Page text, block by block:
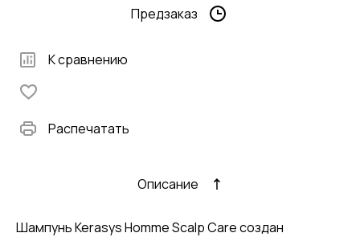
Предзаказ
К сравнению
Распечатать
Описание
Шампунь Kerasys Homme Scalp Care создан